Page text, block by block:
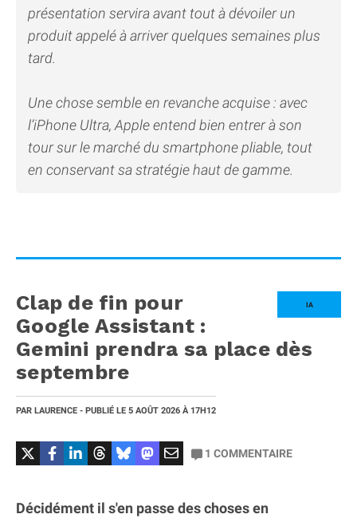
présentation servira avant tout à dévoiler un
produit appelé à arriver quelques semaines plus
tard.
Une chose semble en revanche acquise : avec
l’iPhone Ultra, Apple entend bien entrer à son
tour sur le marché du smartphone pliable, tout
en conservant sa stratégie haut de gamme.
IA
Clap de fin pour
Google Assistant :
Gemini prendra sa place dès
septembre
PAR LAURENCE - PUBLIÉ LE 5 AOÛT 2026 À 17H12
1 COMMENTAIRE
Décidément il s'en passe des choses en